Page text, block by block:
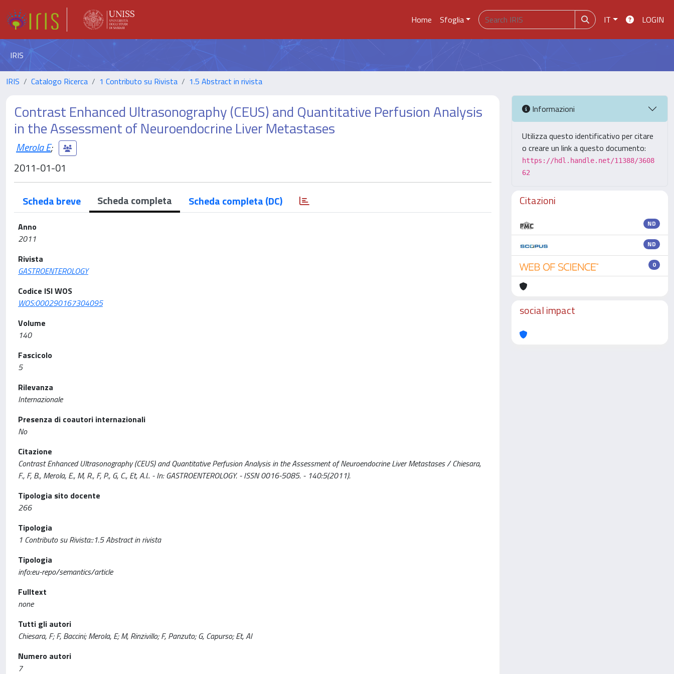
Home Sfoglia IT LOGIN
IRIS
IRIS Catalogo Ricerca 1 Contributo su Rivista 1.5 Abstract in rivista
Contrast Enhanced Ultrasonography (CEUS) and Quantitative Perfusion Analysis
in the Assessment of Neuroendocrine Liver Metastases
Merola E;
2011-01-01
Scheda breve Scheda completa Scheda completa (DC)
Anno
2011
Rivista
GASTROENTEROLOGY
Codice ISI WOS
WOS:000290167304095
Volume
140
Fascicolo
5
Rilevanza
Internazionale
Presenza di coautori internazionali
No
Citazione
Contrast Enhanced Ultrasonography (CEUS) and Quantitative Perfusion Analysis in the Assessment of Neuroendocrine Liver Metastases / Chiesara,
F., F, B., Merola, E., M, R., F, P., G, C., Et, A.l.. - In: GASTROENTEROLOGY. - ISSN 0016-5085. - 140:5(2011).
Tipologia sito docente
266
Tipologia
1 Contributo su Rivista::1.5 Abstract in rivista
Tipologia
info:eu-repo/semantics/article
Fulltext
none
Tutti gli autori
Chiesara, F; F, Baccini; Merola, E; M, Rinzivillo; F, Panzuto; G, Capurso; Et, Al
Numero autori
7
Informazioni
Utilizza questo identificativo per citare
o creare un link a questo documento:
https://hdl.handle.net/11388/3608
62
Citazioni
ND
ND
0
social impact